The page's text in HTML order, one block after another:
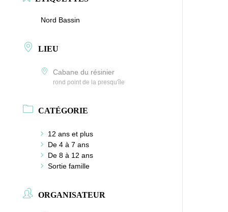
Nord Bassin
LIEU
Cabane du résinier
rond point de la presqu'île
CATÉGORIE
12 ans et plus
De 4 à 7 ans
De 8 à 12 ans
Sortie famille
ORGANISATEUR